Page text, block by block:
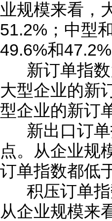
业规模来看，
51.2%；中型
49.6%和47.2%
新订单指数
大型企业的新
型企业的新订
新出口订单
点。从企业规
订单指数都低
积压订单指
从企业规模来